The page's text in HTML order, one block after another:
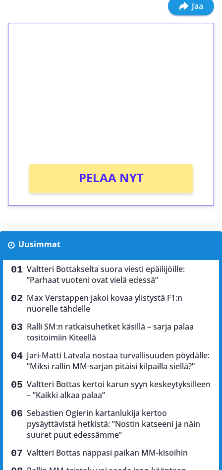
Jaa
PELAA NYT
Uusimmat
Valtteri Bottakselta suora viesti epäilijöille:
”Parhaat vuoteni ovat vielä edessä”
Max Verstappen jakoi kovaa ylistystä F1:n
nuorelle tähdelle
Ralli SM:n ratkaisuhetket käsillä – sarja palaa
tositoimiin Kiteellä
Jari-Matti Latvala nostaa turvallisuuden pöydälle:
”Miksi rallin MM-sarjan pitäisi kilpailla siellä?”
Valtteri Bottas kertoi karun syyn keskeytyksilleen
– ”Kaikki alkaa palaa”
Sebastien Ogierin kartanlukija kertoo
pysäyttävistä hetkistä: ”Nostin katseeni ja näin
suuret puut edessämme”
Valtteri Bottas nappasi paikan MM-kisoihin